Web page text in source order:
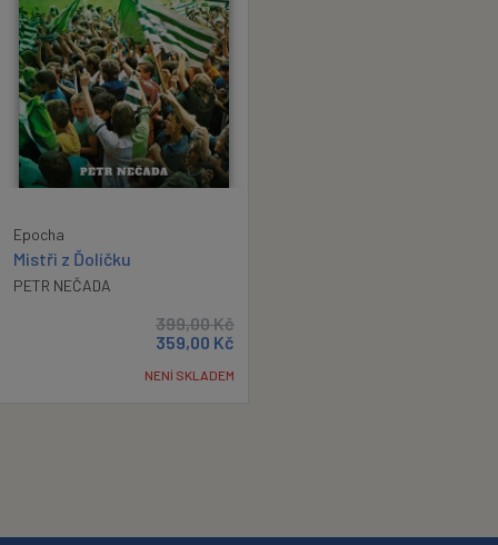
Epocha
Mistři z Ďolíčku
PETR NEČADA
399,00Kč
359,00 Kč
NENÍ SKLADEM